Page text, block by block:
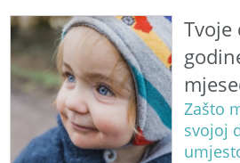
Tvoje
Zašto
svojoj